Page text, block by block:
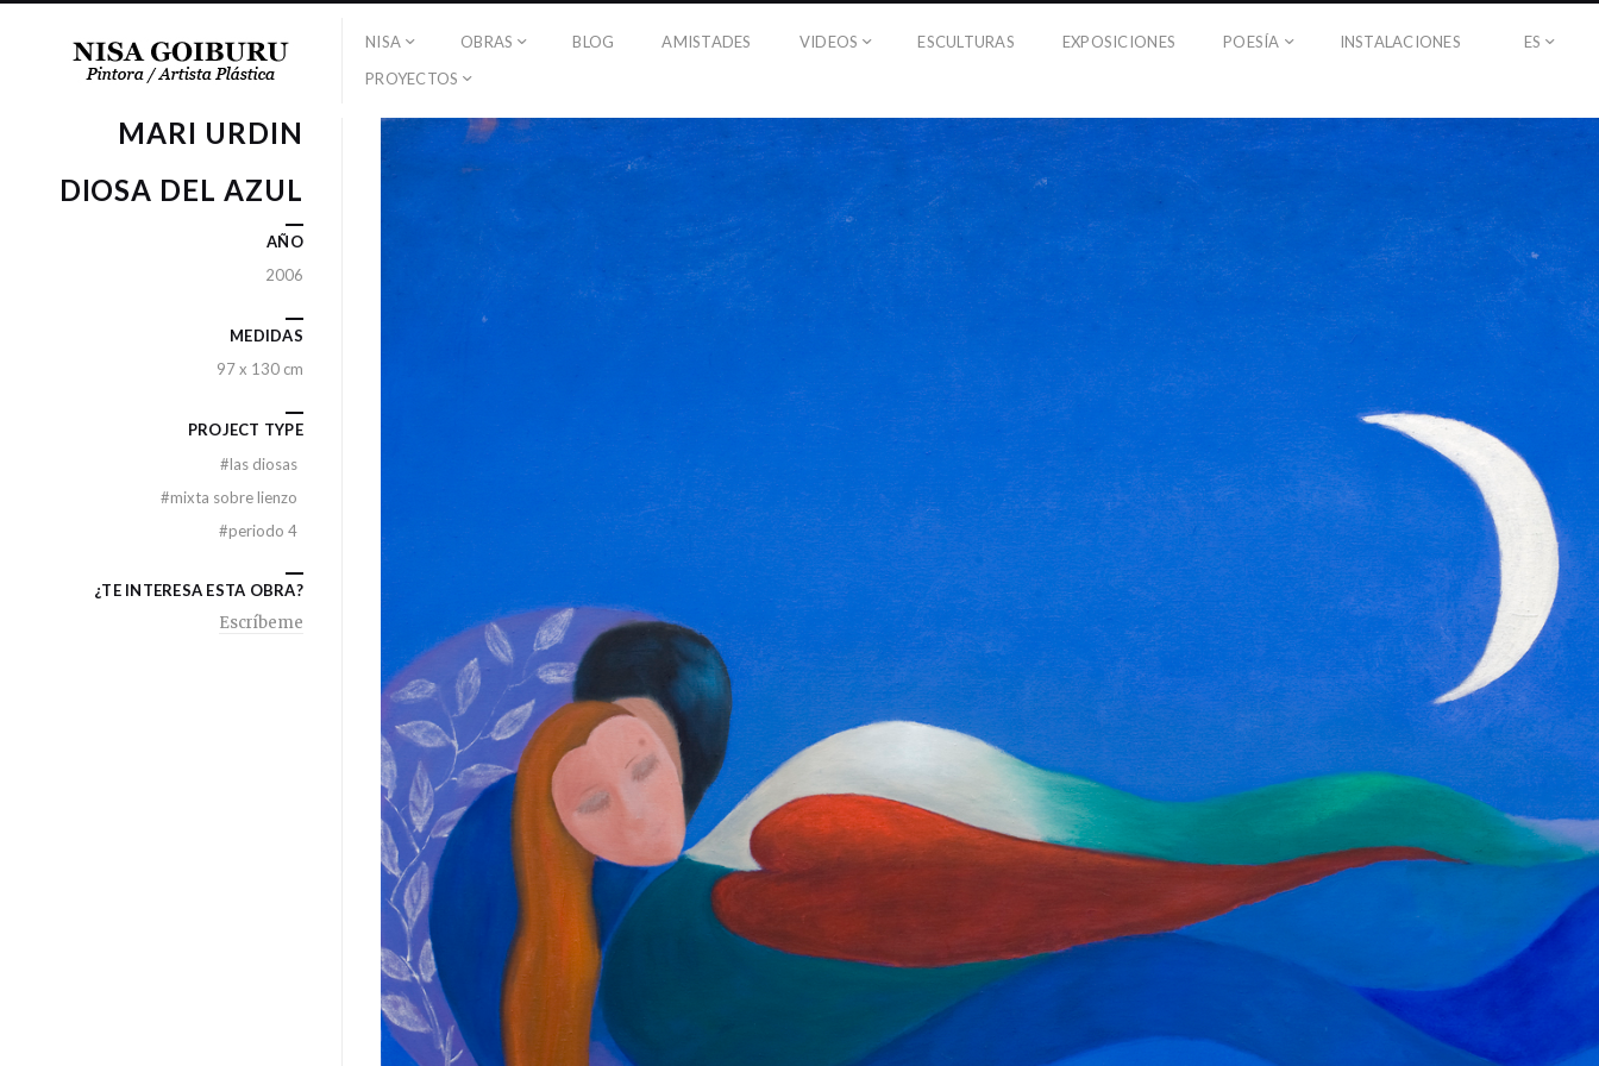
NISA OBRAS BLOG AMISTADES VIDEOS ESCULTURAS EXPOSICIONES POESÍA
INSTALACIONES
PROYECTOS
ES
MARI URDIN
DIOSA DEL AZUL
AÑO
2006
MEDIDAS
97 x 130 cm
PROJECT TYPE
#las diosas
#mixta sobre lienzo
#periodo 4
¿TE INTERESA ESTA OBRA?
Escríbeme